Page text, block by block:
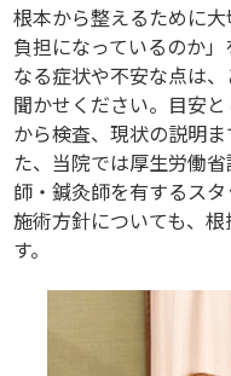
根本から整えるために
負担になっているのか
なる症状や不安な点は
聞かせください。目安
から検査、現状の説明
た、当院では厚生労働
師・鍼灸師を有するス
施術方針についても、
す。